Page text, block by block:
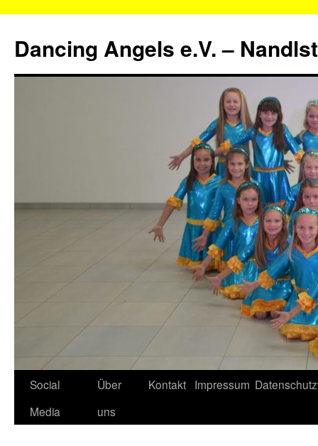
springen
Dancing Angels e.V. –
Social
Media
Über
uns
Kontakt Impressum